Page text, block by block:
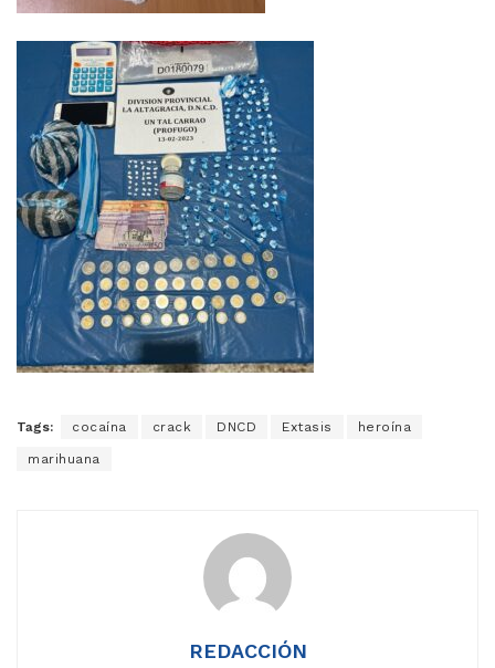
Tags: cocaína crack DNCD Extasis heroína
marihuana
REDACCIÓN